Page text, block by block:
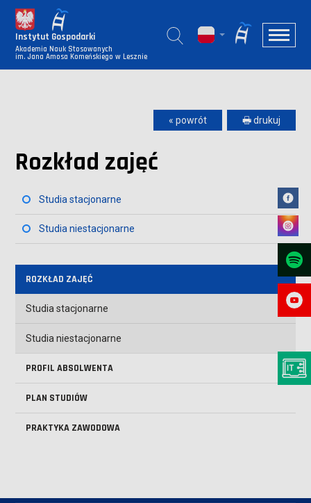
Instytut Gospodarki
Akademia Nauk Stosowanych
im. Jana Amosa Komeńskiego w Lesznie
ROZKŁAD ZAJĘĆ
Studia stacjonarne
Studia niestacjonarne
PROFIL ABSOLWENTA
PLAN STUDIÓW
PRAKTYKA ZAWODOWA
« powrót 🖶 drukuj
Rozkład zajęć
Studia stacjonarne
Studia niestacjonarne